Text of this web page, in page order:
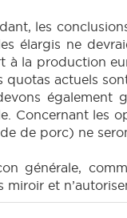
les
élargis ne
à la production
quotas actuels
également
Concernant les
de porc) ne
générale,
miroir et